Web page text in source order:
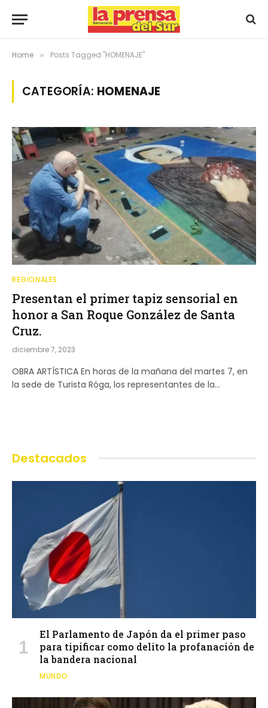
Home » Posts Tagged "HOMENAJE"
CATEGORÍA: HOMENAJE
REGIONALES
Presentan el primer tapiz sensorial en
honor a San Roque González de Santa
Cruz.
diciembre 7, 2023
OBRA ARTÍSTICA En horas de la mañana del martes 7, en
la sede de Turista Róga, los representantes de la…
Destacados
El Parlamento de Japón da el primer paso
para tipificar como delito la profanación de
la bandera nacional
MUNDO